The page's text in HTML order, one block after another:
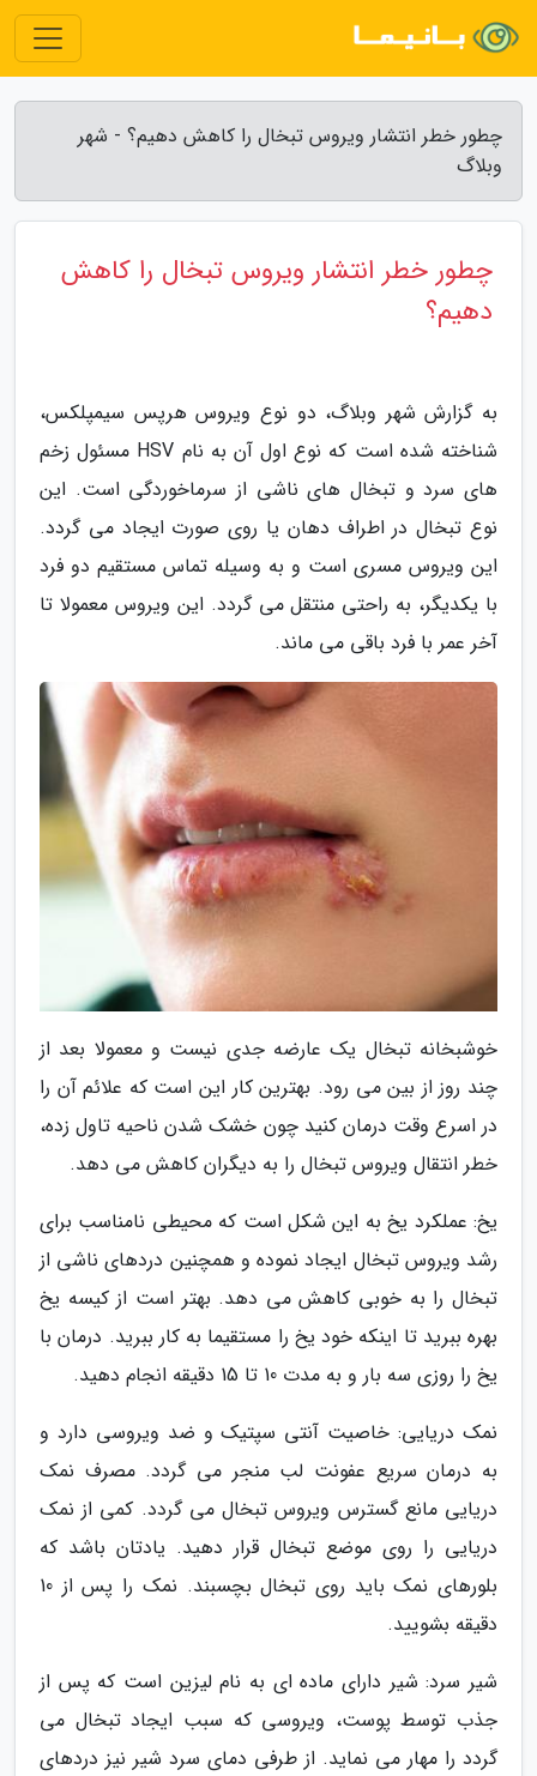
چطور خطر انتشار ویروس تبخال را کاهش دهیم؟ - شهر
وبلاگ
چطور خطر انتشار ویروس تبخال را کاهش
دهیم؟
به گزارش شهر وبلاگ، دو نوع ویروس هرپس سیمپلکس،
شناخته شده است که نوع اول آن به نام HSV مسئول زخم
های سرد و تبخال های ناشی از سرماخوردگی است. این
نوع تبخال در اطراف دهان یا روی صورت ایجاد می گردد.
این ویروس مسری است و به وسیله تماس مستقیم دو فرد
با یکدیگر، به راحتی منتقل می گردد. این ویروس معمولا تا
آخر عمر با فرد باقی می ماند.
خوشبخانه تبخال یک عارضه جدی نیست و معمولا بعد از
چند روز از بین می رود. بهترین کار این است که علائم آن را
در اسرع وقت درمان کنید چون خشک شدن ناحیه تاول زده،
خطر انتقال ویروس تبخال را به دیگران کاهش می دهد.
یخ: عملکرد یخ به این شکل است که محیطی نامناسب برای
رشد ویروس تبخال ایجاد نموده و همچنین دردهای ناشی از
تبخال را به خوبی کاهش می دهد. بهتر است از کیسه یخ
بهره ببرید تا اینکه خود یخ را مستقیما به کار ببرید. درمان با
یخ را روزی سه بار و به مدت 10 تا 15 دقیقه انجام دهید.
نمک دریایی: خاصیت آنتی سپتیک و ضد ویروسی دارد و
به درمان سریع عفونت لب منجر می گردد. مصرف نمک
دریایی مانع گسترس ویروس تبخال می گردد. کمی از نمک
دریایی را روی موضع تبخال قرار دهید. یادتان باشد که
بلورهای نمک باید روی تبخال بچسبند. نمک را پس از 10
دقیقه بشویید.
شیر سرد: شیر دارای ماده ای به نام لیزین است که پس از
جذب توسط پوست، ویروسی که سبب ایجاد تبخال می
گردد را مهار می نماید. از طرفی دمای سرد شیر نیز دردهای